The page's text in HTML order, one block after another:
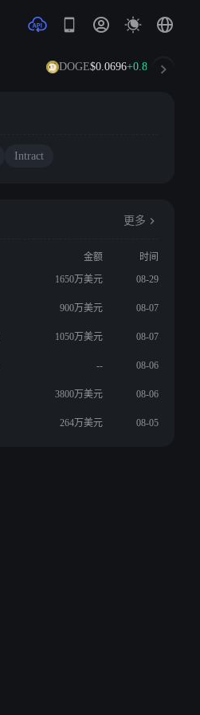
DOGE$0.0696+0.85%
Intract
更多
金额
时间
1650万美元 08-29
900万美元 08-07
1050万美元 08-07
-- 08-06
3800万美元 08-06
264万美元 08-05